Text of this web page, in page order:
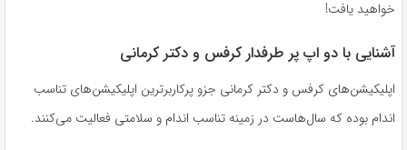
خواهید یافت!
آشنایی با دو اپ پر طرفدار کرفس و دکتر کرمانی
اپلیکیشن‌های کرفس و دکتر کرمانی جزو پرکاربرترین اپلیکیشن‌های تناسب
اندام بوده که سال‌هاست در زمینه تناسب اندام و سلامتی فعالیت می‌کنند.